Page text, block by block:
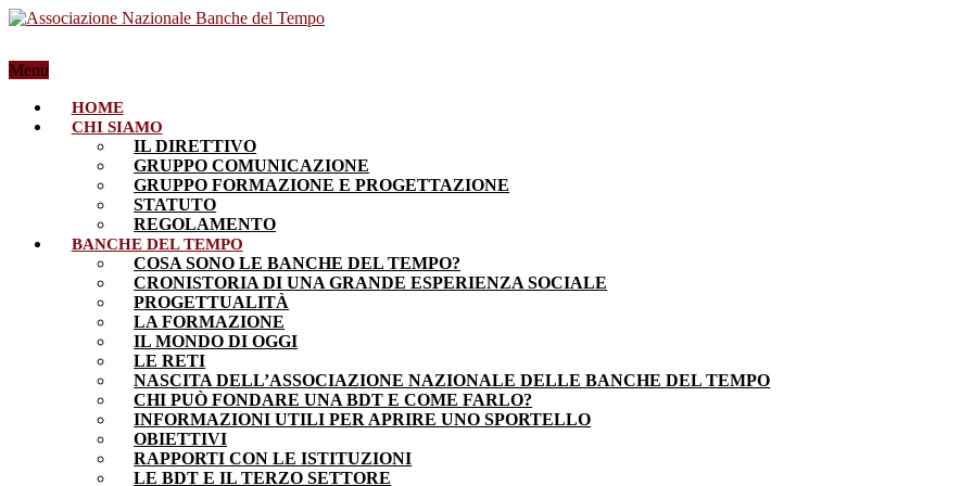
Menu
HOME
CHI SIAMO
IL DIRETTIVO
GRUPPO COMUNICAZIONE
GRUPPO FORMAZIONE E PROGETTAZIONE
STATUTO
REGOLAMENTO
BANCHE DEL TEMPO
COSA SONO LE BANCHE DEL TEMPO?
CRONISTORIA DI UNA GRANDE ESPERIENZA SOCIALE
PROGETTUALITÀ
LA FORMAZIONE
IL MONDO DI OGGI
LE RETI
NASCITA DELL’ASSOCIAZIONE NAZIONALE DELLE BANCHE DEL TEMPO
CHI PUÒ FONDARE UNA BDT E COME FARLO?
INFORMAZIONI UTILI PER APRIRE UNO SPORTELLO
OBIETTIVI
RAPPORTI CON LE ISTITUZIONI
LE BDT E IL TERZO SETTORE